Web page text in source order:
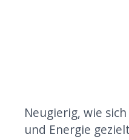
Neugierig, wie
und Energie